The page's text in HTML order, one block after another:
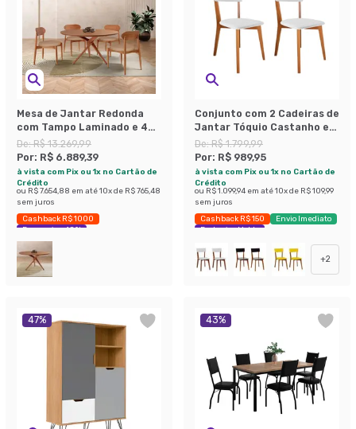
Mesa de Jantar Redonda
com Tampo Laminado e 4
Cadeiras Miami Madeira
Maciça Linho Bege e Imbuia
De:R$ 13.269,99
Por: R$ 6.889,39
à vista com Pix ou 1x no Cartão de
Crédito
ou R$ 7.654,88 em até10x de R$ 765,48
sem juros
Cashback R$ 1000
Economize 48%
Conjunto com 2 Cadeiras de
Jantar Tóquio Castanho e
Branco
De:R$ 1.799,99
Por: R$ 989,95
à vista com Pix ou 1x no Cartão de
Crédito
ou R$ 1.099,94 em até10x de R$ 109,99
sem juros
Cashback R$ 150
Envio Imediato
Exclusivo Mobly
+2
47% 43%